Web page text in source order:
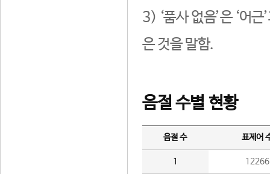
3) ‘품사 없음’은 ‘어
은 것을 말함.
음절 수별 현황
음절 수 표제어
1 12266